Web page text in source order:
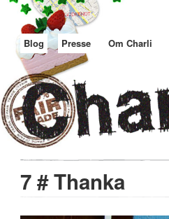
Blog Presse Om Charli
7 # Thanka